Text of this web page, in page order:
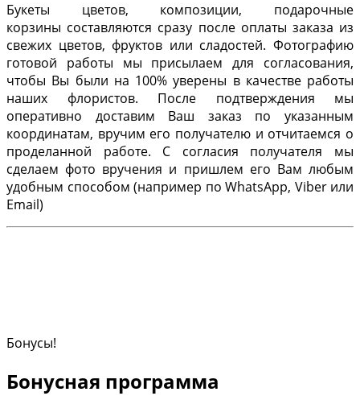
Букеты цветов, композиции, подарочные
корзины составляются сразу после оплаты заказа из
свежих цветов, фруктов или сладостей. Фотографию
готовой работы мы присылаем для согласования,
чтобы Вы были на 100% уверены в качестве работы
наших флористов. После подтверждения мы
оперативно доставим Ваш заказ по указанным
координатам, вручим его получателю и отчитаемся о
проделанной работе. С согласия получателя мы
сделаем фото вручения и пришлем его Вам любым
удобным способом (например по WhatsApp, Viber или
Email)
Бонусы!
Бонусная программа